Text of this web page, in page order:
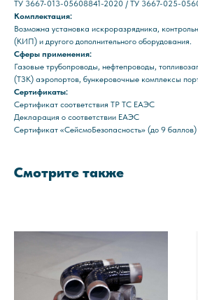
ТУ 3667-013-05608841-2020 / ТУ 3667-025-
Комплектация:
Возможна установка искроразрядника,
(КИП) и другого дополнительного оборудования.
Сферы применения:
Газовые трубопроводы, нефтепроводы,
(ТЗК) аэропортов, бункеровочные комплексы
Сертификаты:
Сертификат соответствия ТР ТС ЕАЭС
Декларация о соответствии ЕАЭС
Сертификат «СейсмоБезопасность» (до 9 баллов)
Смотрите также